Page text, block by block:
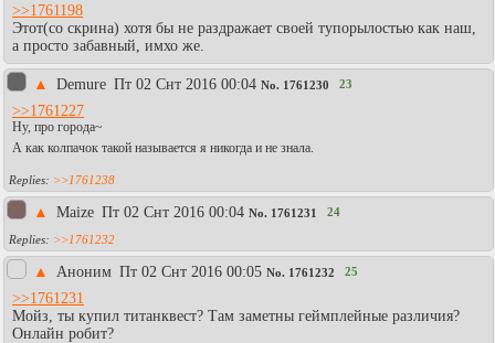
>>1761198
Этот(со скрина) хотя бы не раздражает своей тупорылостью как наш,
а просто забавный, имхо же.
▲ Demure Пт 02 Снт 2016 00:04 No. 1761230 23
>>1761227
Ну, про города~
А как колпачок такой называется я никогда и не знала.
>>1761238
▲ Maize Пт 02 Снт 2016 00:04 No. 1761231 24
>>1761232
▲ Аноним Пт 02 Снт 2016 00:05 No. 1761232 25
>>1761231
Мойз, ты купил титанквест? Там заметны геймплейные различия?
Онлайн робит?